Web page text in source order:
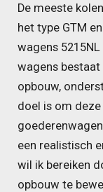
De meeste
het type GTM
wagens
wagens
opbouw,
doel is om
een realistisch
wil ik bereiken
opbouw te